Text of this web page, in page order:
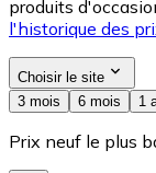
produits
l'historique des
Choisir le site
3 mois
6 mois 1
Prix neuf le plus